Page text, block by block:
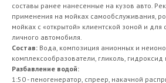
составы ранее нанесенные на кузов авто.
применения на мойках самообслуживания,
мойках с «открытой» клиентской зоной и для
личного автомобиля.
Состав: Вода, композиция анионных и
комплексообразователи, гликоль, гидроксид
Разбавление водой:
1:50 - пеногенератор, спреер, накачной